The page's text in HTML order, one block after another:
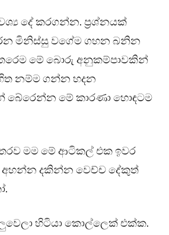
දේ කරගන්න. ප්‍රශ්නයක්
මිනිස්සු වගේම ගහන බනින
මේ බොරු අනුකම්පාවකින්
නම්ම ගන්න හදන
මේ කාරණා හොඳටම
මම මේ ආටිකල් එක ඉවර
දකින්න වෙච්ච දේකුත්
හිටියා කොල්ලෙක් එක්ක.